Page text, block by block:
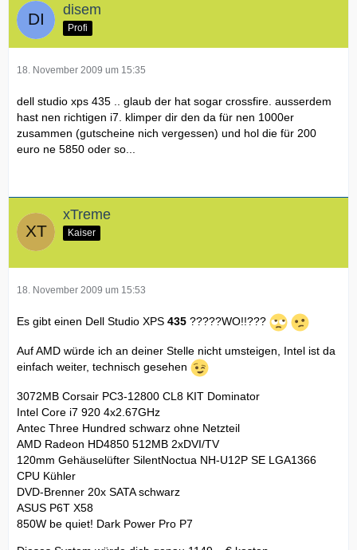
disem
Profi
18. November 2009 um 15:35
dell studio xps 435 .. glaub der hat sogar crossfire. ausserdem
hast nen richtigen i7. klimper dir den da für nen 1000er
zusammen (gutscheine nich vergessen) und hol die für 200
euro ne 5850 oder so...
xTreme
Kaiser
18. November 2009 um 15:53
Es gibt einen Dell Studio XPS 435 ?????WO!!???
Auf AMD würde ich an deiner Stelle nicht umsteigen, Intel ist da
einfach weiter, technisch gesehen
3072MB Corsair PC3-12800 CL8 KIT Dominator
Intel Core i7 920 4x2.67GHz
Antec Three Hundred schwarz ohne Netzteil
AMD Radeon HD4850 512MB 2xDVI/TV
120mm Gehäuselüfter SilentNoctua NH-U12P SE LGA1366
CPU Kühler
DVD-Brenner 20x SATA schwarz
ASUS P6T X58
850W be quiet! Dark Power Pro P7